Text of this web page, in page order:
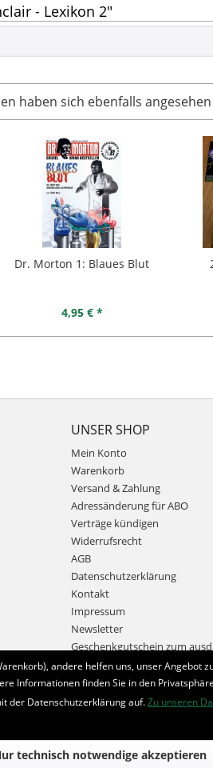
- Lexikon 2"
haben sich ebenfalls angesehen
Dr. Morton 1: Blaues Blut
4,95 € *
UNSER SHOP
Mein Konto
Warenkorb
Versand & Zahlung
Adressänderung für ABO
Verträge kündigen
Widerrufsrecht
AGB
Datenschutzerklärung
Kontakt
Impressum
Newsletter
Geschenkgutschein zum
Bestellung widerrufen
andere helfen uns, unser Angebot
Informationen finden Sie in den
der Datenschutzerklärung auf.Zu unseren
technisch notwendige akzeptieren